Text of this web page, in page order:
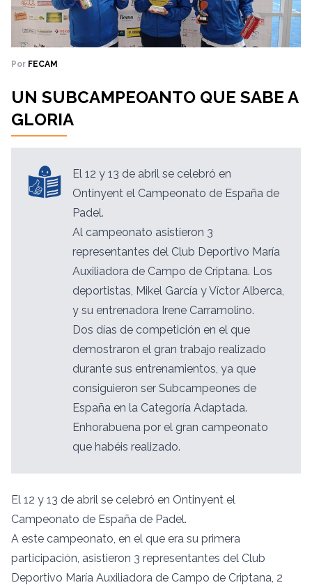
Por FECAM
UN SUBCAMPEOANTO QUE SABE A
GLORIA
El 12 y 13 de abril se celebró en
Ontinyent el Campeonato de España de
Padel.
Al campeonato asistieron 3
representantes del Club Deportivo María
Auxiliadora de Campo de Criptana. Los
deportistas, Mikel García y Víctor Alberca,
y su entrenadora Irene Carramolino.
Dos días de competición en el que
demostraron el gran trabajo realizado
durante sus entrenamientos, ya que
consiguieron ser Subcampeones de
España en la Categoría Adaptada.
Enhorabuena por el gran campeonato
que habéis realizado.
El 12 y 13 de abril se celebró en Ontinyent el
Campeonato de España de Padel.
A este campeonato, en el que era su primera
participación, asistieron 3 representantes del Club
Deportivo María Auxiliadora de Campo de Criptana, 2